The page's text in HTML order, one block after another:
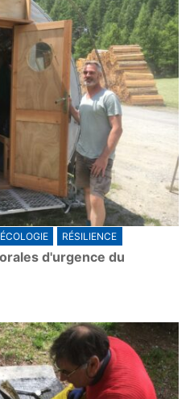
ÉCOLOGIE RÉSILIENCE
d'urgence du